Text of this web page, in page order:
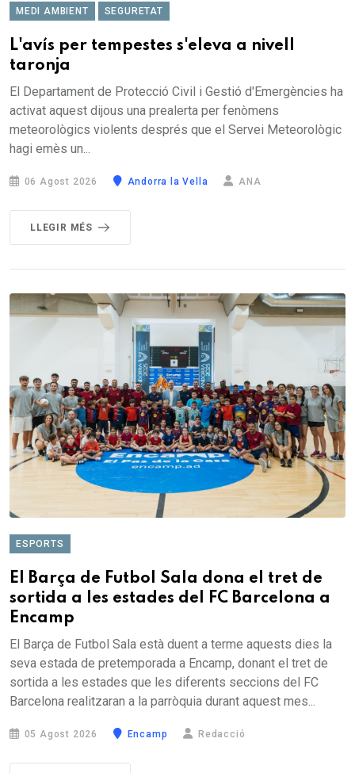
MEDI AMBIENT SEGURETAT
L'avís per tempestes s'eleva a nivell
taronja
El Departament de Protecció Civil i Gestió d'Emergències ha
activat aquest dijous una prealerta per fenòmens
meteorològics violents després que el Servei Meteorològic
hagi emès un...
06 Agost 2026 Andorra la Vella ANA
LLEGIR MÉS
ESPORTS
El Barça de Futbol Sala dona el tret de
sortida a les estades del FC Barcelona a
Encamp
El Barça de Futbol Sala està duent a terme aquests dies la
seva estada de pretemporada a Encamp, donant el tret de
sortida a les estades que les diferents seccions del FC
Barcelona realitzaran a la parròquia durant aquest mes...
05 Agost 2026 Encamp Redacció